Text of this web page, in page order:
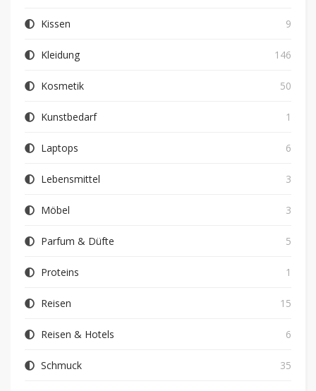
Kissen 9
Kleidung 146
Kosmetik 50
Kunstbedarf 1
Laptops 6
Lebensmittel 3
Möbel 3
Parfum & Düfte 5
Proteins 1
Reisen 15
Reisen & Hotels 6
Schmuck 35